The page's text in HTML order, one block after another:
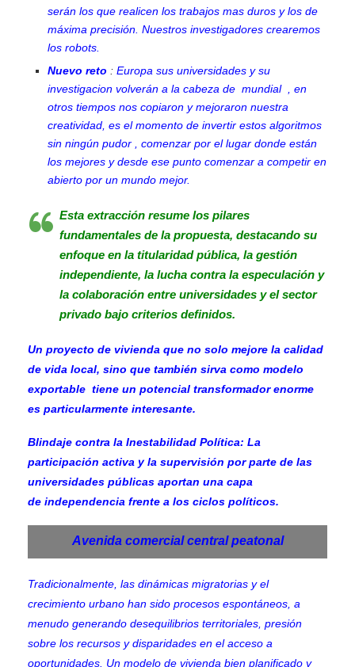
serán los que realicen los trabajos mas duros y los de
máxima precisión. Nuestros investigadores crearemos
los robots.
Nuevo reto : Europa sus universidades y su
investigacion volverán a la cabeza de mundial , en
otros tiempos nos copiaron y mejoraron nuestra
creatividad, es el momento de invertir estos algoritmos
sin ningún pudor , comenzar por el lugar donde están
los mejores y desde ese punto comenzar a competir en
abierto por un mundo mejor.
Esta extracción resume los pilares
fundamentales de la propuesta, destacando su
enfoque en la titularidad pública, la gestión
independiente, la lucha contra la especulación y
la colaboración entre universidades y el sector
privado bajo criterios definidos.
Un proyecto de vivienda que no solo mejore la calidad
de vida local, sino que también sirva como modelo
exportable tiene un potencial transformador enorme
es particularmente interesante.
Blindaje contra la Inestabilidad Política: La
participación activa y la supervisión por parte de las
universidades públicas aportan una capa
de independencia frente a los ciclos políticos.
Avenida comercial central peatonal
Tradicionalmente, las dinámicas migratorias y el
crecimiento urbano han sido procesos espontáneos, a
menudo generando desequilibrios territoriales, presión
sobre los recursos y disparidades en el acceso a
oportunidades. Un modelo de vivienda bien planificado y